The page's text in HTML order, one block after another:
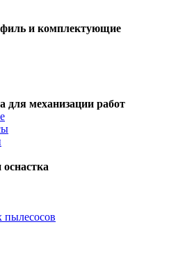
и комплектующие
для механизации работ
пылесосов